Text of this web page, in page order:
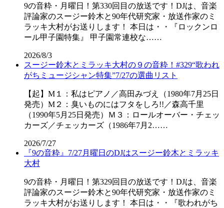
9の音粋・月曜日！第330回目の放送です！DJは、音楽
評論家のスージー鈴木と90年代研究家・放送作家のミ
ラッキ大村がお送りします！ 本日は・・『ロックンロ
ール甲子園特集』 甲子園常連校な……
2026/8/3
スージー鈴木とミラッキ大村の９の音粋！#329“歌われ
がちミュージシャン特集”7/27の選曲リスト
【起】M１：私はピアノ／高田みづえ（1980年7月25日
発売）M２：臭いものにはフタをしろ!!／森高千里
（1990年5月25日発売）Ｍ３：ロールオーバー・チェッ
カーズ／チェッカーズ（1986年7月2……
2026/7/27
『9の音粋』7/27月曜日のDJはスージー鈴木とミラッキ
大村
9の音粋・月曜日！第329回目の放送です！DJは、音楽
評論家のスージー鈴木と90年代研究家・放送作家のミ
ラッキ大村がお送りします！ 本日は・・『歌われがち